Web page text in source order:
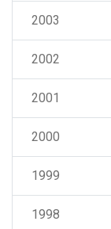
2003
2002
2001
2000
1999
1998